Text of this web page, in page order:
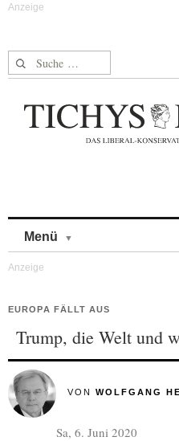
Suche nach:
Menü
EUROPA FÄLLT AUS
Trump, die Welt und
VON WOLFGANG
Sa, 6. Juni 2020